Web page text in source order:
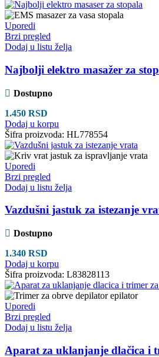
Uporedi
Brzi pregled
Dodaj u listu želja
Najbolji elektro masažer za
Dostupno
1.450 RSD
Dodaj u korpu
Šifra proizvoda: HL778554
Uporedi
Brzi pregled
Dodaj u listu želja
Vazdušni jastuk za istezanje
Dostupno
1.340 RSD
Dodaj u korpu
Šifra proizvoda: L83828113
Uporedi
Brzi pregled
Dodaj u listu želja
Aparat za uklanjanje dlačica i